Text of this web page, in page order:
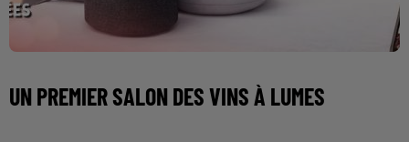
UN PREMIER SALON DES VINS À LUMES